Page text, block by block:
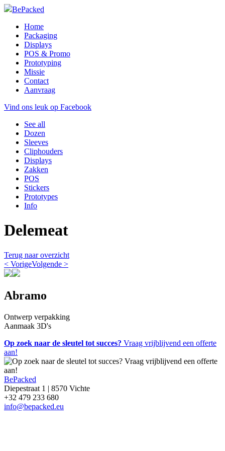
BePacked
Home
Packaging
Displays
POS & Promo
Prototyping
Missie
Contact
Aanvraag
Vind ons leuk op Facebook
See all
Dozen
Sleeves
Cliphouders
Displays
Zakken
POS
Stickers
Prototypes
Info
Delemeat
Terug naar overzicht
< VorigeVolgende >
Abramo
Ontwerp verpakking
Aanmaak 3D's
Op zoek naar de sleutel tot succes? Vraag vrijblijvend een offerte
aan!
BePacked
Diepestraat 1 | 8570 Vichte
+32 479 233 680
info@bepacked.eu